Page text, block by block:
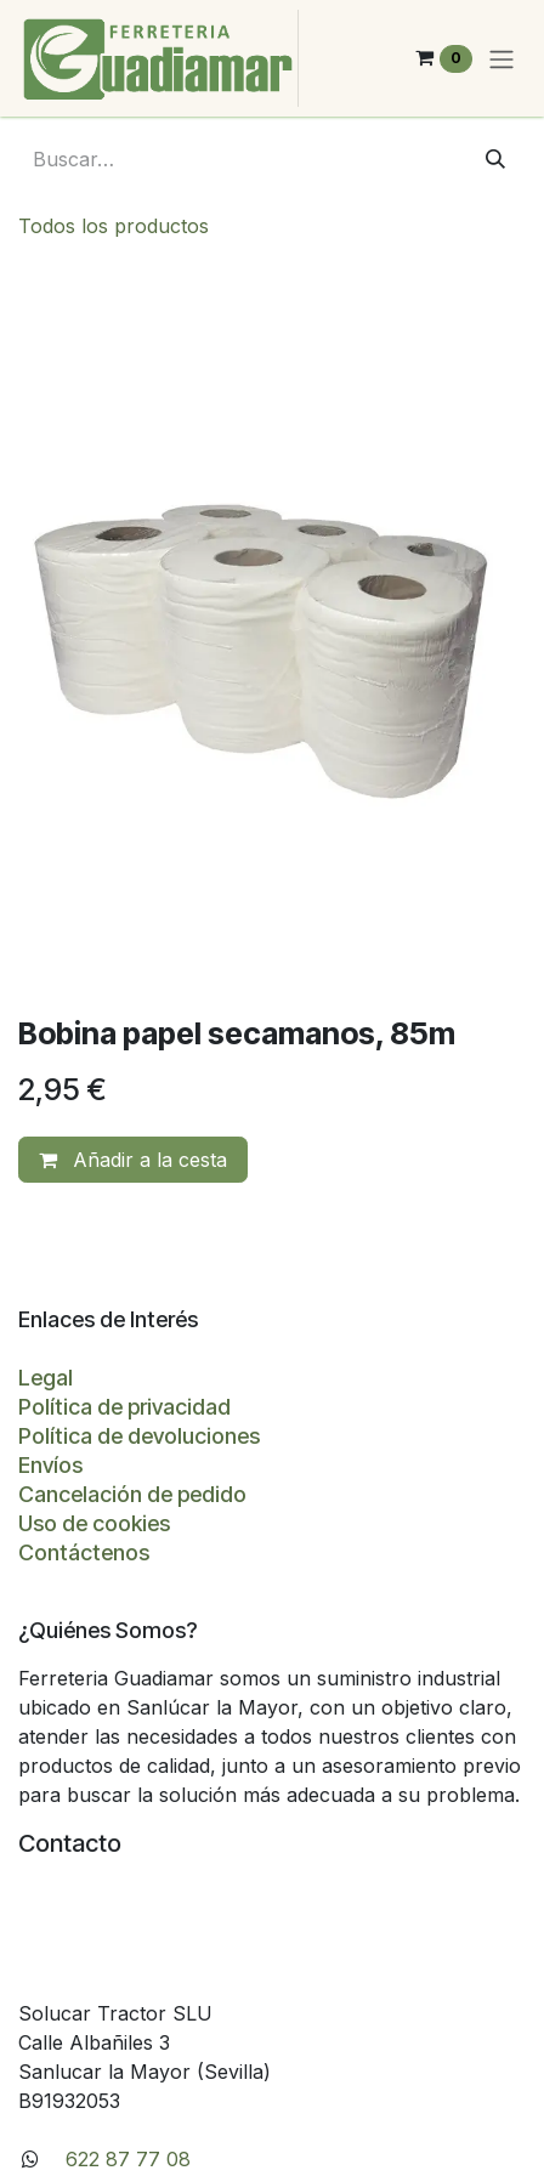
Ir al contenido
0
Todos los productos
Bobina papel secamanos, 85m
2,95 €
Añadir a la cesta
Enlaces de Interés
Legal
Política de privacidad
Política de devoluciones
Envíos
Cancelación de pedido
Uso de cookies
Contáctenos
¿Quiénes Somos?
Ferreteria Guadiamar somos un suministro industrial
ubicado en Sanlúcar la Mayor, con un objetivo claro,
atender las necesidades a todos nuestros clientes con
productos de calidad, junto a un asesoramiento previo
para buscar la solución más adecuada a su problema.
Contacto
Solucar Tractor SLU
Calle Albañiles 3
Sanlucar la Mayor (Sevilla)
B91932053
622 87 77 08